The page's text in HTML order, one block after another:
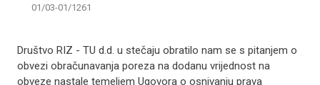
01/03-01/1261
Društvo RIZ - TU d.d. u stečaju obratilo nam se s pitanjem o
obvezi obračunavanja poreza na dodanu vrijednost na
obveze nastale temeljem Ugovora o osnivanju prava